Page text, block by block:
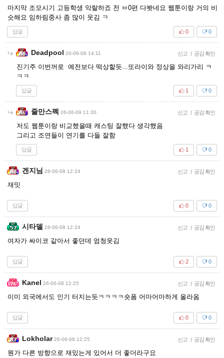
마지막 조모시기 고등학생 악랄하죠 전 ㅂ0편 다봣네요 웹툰이랑 거의 비
슷해요 임하림중사 좀 많이 웃김 ㅋ
답글 0
0
Deadpool 26-06-08 14:11 신고 | 공감 확인
진기주 이번꺼로 예전보다 떡상할듯...또라이와 정상을 와리가리 ㅋ
ㅋㅋ
답글 0
1
줄만스펙 26-06-09 11:30 신고 | 공감 확인
저도 웹툰이랑 비교했을때 캐스팅 잘했다 생각했음
그리고 조연들이 연기를 다들 잘함
답글 0
1
겐지님 26-06-08 12:24 신고 | 공감 확인
재밋
답글 0
0
시타델 26-06-08 12:24 신고 | 공감 확인
여자가 싸이코 같아서 좋던데 엄청웃김
답글 0
2
Kanel 26-06-08 12:25 신고 | 공감 확인
이미 외국에서도 인기 터지는듯ㅋㅋㅋㅋ숏폼 어마어마하게 올라옴
답글 0
0
Lokholar 26-06-08 12:25 신고 | 공감 확인
뭔가 다른 방향으로 재밌는게 있어서 더 좋더라구요